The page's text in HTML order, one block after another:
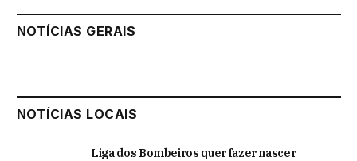
NOTÍCIAS GERAIS
NOTÍCIAS LOCAIS
Liga dos Bombeiros quer fazer nascer